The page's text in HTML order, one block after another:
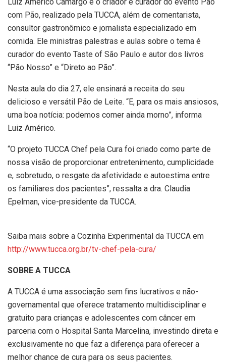
com Pão, realizado pela TUCCA, além de comentarista,
consultor gastronômico e jornalista especializado em
comida. Ele ministras palestras e aulas sobre o tema é
curador do evento Taste of São Paulo e autor dos livros
“Pão Nosso” e “Direto ao Pão”.
Nesta aula do dia 27, ele ensinará a receita do seu
delicioso e versátil Pão de Leite. “E, para os mais ansiosos,
uma boa notícia: podemos comer ainda morno”, informa
Luiz Américo.
“O projeto TUCCA Chef pela Cura foi criado como parte de
nossa visão de proporcionar entretenimento, cumplicidade
e, sobretudo, o resgate da afetividade e autoestima entre
os familiares dos pacientes”, ressalta a dra. Claudia
Epelman, vice-presidente da TUCCA.
Saiba mais sobre a Cozinha Experimental da TUCCA em
http://www.tucca.org.br/tv-chef-pela-cura/
SOBRE A TUCCA
A TUCCA é uma associação sem fins lucrativos e não-
governamental que oferece tratamento multidisciplinar e
gratuito para crianças e adolescentes com câncer em
parceria com o Hospital Santa Marcelina, investindo direta e
exclusivamente no que faz a diferença para oferecer a
melhor chance de cura para os seus pacientes.